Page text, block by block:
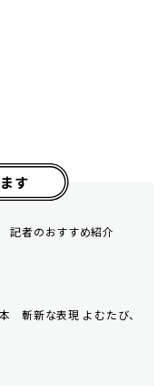
す
記者のおすすめ紹介
斬新な表現 よむたび、